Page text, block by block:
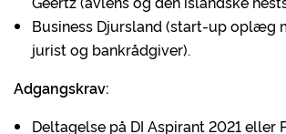
Business Djursland (start-up oplæg
jurist og bankrådgiver).
Adgangskrav:
Deltagelse på DI Aspirant 2021 eller